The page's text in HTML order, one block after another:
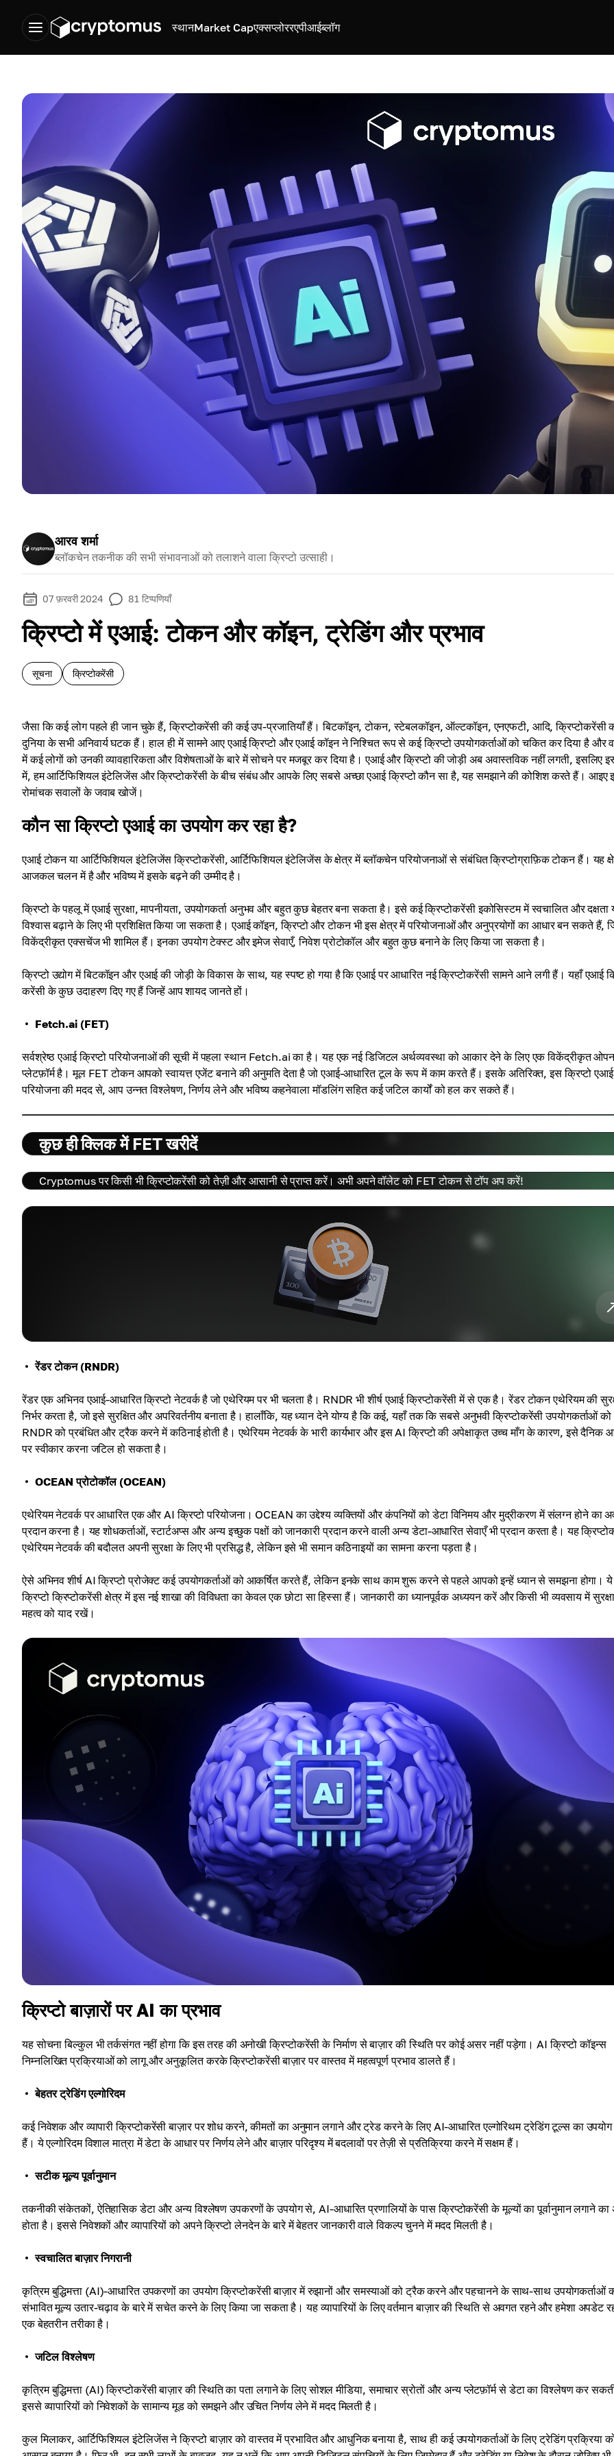
स्थानMarket Capएक्सप्लोररएपीआईब्लॉग
आरव शर्मा
ब्लॉकचेन तकनीक की सभी संभावनाओं को तलाशने वाला क्रिप्टो उत्साही।
07 फ़रवरी 2024 81 टिप्पणियाँ
क्रिप्टो में एआई: टोकन और कॉइन, ट्रेडिंग और प्रभाव
सूचना क्रिप्टोकरेंसी
जैसा कि कई लोग पहले ही जान चुके हैं, क्रिप्टोकरेंसी की कई उप-प्रजातियाँ हैं। बिटकॉइन, टोकन, स्टेबलकॉइन, ऑल्टकॉइन, एनएफटी, आदि, क्रिप्टोकरेंसी
दुनिया के सभी अनिवार्य घटक हैं। हाल ही में सामने आए एआई क्रिप्टो और एआई कॉइन ने निश्चित रूप से कई क्रिप्टो उपयोगकर्ताओं को चकित कर दिया है और
में कई लोगों को उनकी व्यावहारिकता और विशेषताओं के बारे में सोचने पर मजबूर कर दिया है। एआई और क्रिप्टो की जोड़ी अब अवास्तविक नहीं लगती, इसलिए
में, हम आर्टिफिशियल इंटेलिजेंस और क्रिप्टोकरेंसी के बीच संबंध और आपके लिए सबसे अच्छा एआई क्रिप्टो कौन सा है, यह समझाने की कोशिश करते हैं। आइए
रोमांचक सवालों के जवाब खोजें।
कौन सा क्रिप्टो एआई का उपयोग कर रहा है?
एआई टोकन या आर्टिफिशियल इंटेलिजेंस क्रिप्टोकरेंसी, आर्टिफिशियल इंटेलिजेंस के क्षेत्र में ब्लॉकचेन परियोजनाओं से संबंधित क्रिप्टोग्राफ़िक टोकन हैं। यह
आजकल चलन में है और भविष्य में इसके बढ़ने की उम्मीद है।
क्रिप्टो के पहलू में एआई सुरक्षा, मापनीयता, उपयोगकर्ता अनुभव और बहुत कुछ बेहतर बना सकता है। इसे कई क्रिप्टोकरेंसी इकोसिस्टम में स्वचालित और दक्षता
विश्वास बढ़ाने के लिए भी प्रशिक्षित किया जा सकता है। एआई कॉइन, क्रिप्टो और टोकन भी इस क्षेत्र में परियोजनाओं और अनुप्रयोगों का आधार बन सकते हैं,
विकेंद्रीकृत एक्सचेंज भी शामिल हैं। इनका उपयोग टेक्स्ट और इमेज सेवाएँ, निवेश प्रोटोकॉल और बहुत कुछ बनाने के लिए किया जा सकता है।
क्रिप्टो उद्योग में बिटकॉइन और एआई की जोड़ी के विकास के साथ, यह स्पष्ट हो गया है कि एआई पर आधारित नई क्रिप्टोकरेंसी सामने आने लगी हैं। यहाँ एआई
करेंसी के कुछ उदाहरण दिए गए हैं जिन्हें आप शायद जानते हों।
Fetch.ai (FET)
सर्वश्रेष्ठ एआई क्रिप्टो परियोजनाओं की सूची में पहला स्थान Fetch.ai का है। यह एक नई डिजिटल अर्थव्यवस्था को आकार देने के लिए एक विकेंद्रीकृत
प्लेटफ़ॉर्म है। मूल FET टोकन आपको स्वायत्त एजेंट बनाने की अनुमति देता है जो एआई-आधारित टूल के रूप में काम करते हैं। इसके अतिरिक्त, इस क्रिप्टो एआई
परियोजना की मदद से, आप उन्नत विश्लेषण, निर्णय लेने और भविष्य कहनेवाला मॉडलिंग सहित कई जटिल कार्यों को हल कर सकते हैं।
कुछ ही क्लिक में FET खरीदें
Cryptomus पर किसी भी क्रिप्टोकरेंसी को तेज़ी और आसानी से प्राप्त करें। अभी अपने वॉलेट को FET टोकन से टॉप अप करें!
रेंडर टोकन (RNDR)
रेंडर एक अभिनव एआई-आधारित क्रिप्टो नेटवर्क है जो एथेरियम पर भी चलता है। RNDR भी शीर्ष एआई क्रिप्टोकरेंसी में से एक है। रेंडर टोकन एथेरियम की
निर्भर करता है, जो इसे सुरक्षित और अपरिवर्तनीय बनाता है। हालाँकि, यह ध्यान देने योग्य है कि कई, यहाँ तक कि सबसे अनुभवी क्रिप्टोकरेंसी उपयोगकर्ताओं को
RNDR को प्रबंधित और ट्रैक करने में कठिनाई होती है। एथेरियम नेटवर्क के भारी कार्यभार और इस AI क्रिप्टो की अपेक्षाकृत उच्च माँग के कारण, इसे दैनिक
पर स्वीकार करना जटिल हो सकता है।
OCEAN प्रोटोकॉल (OCEAN)
एथेरियम नेटवर्क पर आधारित एक और AI क्रिप्टो परियोजना। OCEAN का उद्देश्य व्यक्तियों और कंपनियों को डेटा विनिमय और मुद्रीकरण में संलग्न होने का
प्रदान करना है। यह शोधकर्ताओं, स्टार्टअप्स और अन्य इच्छुक पक्षों को जानकारी प्रदान करने वाली अन्य डेटा-आधारित सेवाएँ भी प्रदान करता है। यह
एथेरियम नेटवर्क की बदौलत अपनी सुरक्षा के लिए भी प्रसिद्ध है, लेकिन इसे भी समान कठिनाइयों का सामना करना पड़ता है।
ऐसे अभिनव शीर्ष AI क्रिप्टो प्रोजेक्ट कई उपयोगकर्ताओं को आकर्षित करते हैं, लेकिन इनके साथ काम शुरू करने से पहले आपको इन्हें ध्यान से समझना होगा। ये
क्रिप्टो क्रिप्टोकरेंसी क्षेत्र में इस नई शाखा की विविधता का केवल एक छोटा सा हिस्सा हैं। जानकारी का ध्यानपूर्वक अध्ययन करें और किसी भी व्यवसाय में
महत्व को याद रखें।
क्रिप्टो बाज़ारों पर AI का प्रभाव
यह सोचना बिल्कुल भी तर्कसंगत नहीं होगा कि इस तरह की अनोखी क्रिप्टोकरेंसी के निर्माण से बाज़ार की स्थिति पर कोई असर नहीं पड़ेगा। AI क्रिप्टो कॉइन्स
निम्नलिखित प्रक्रियाओं को लागू और अनुकूलित करके क्रिप्टोकरेंसी बाज़ार पर वास्तव में महत्वपूर्ण प्रभाव डालते हैं।
बेहतर ट्रेडिंग एल्गोरिदम
कई निवेशक और व्यापारी क्रिप्टोकरेंसी बाज़ार पर शोध करने, कीमतों का अनुमान लगाने और ट्रेड करने के लिए AI-आधारित एल्गोरिथम ट्रेडिंग टूल्स का
हैं। ये एल्गोरिदम विशाल मात्रा में डेटा के आधार पर निर्णय लेने और बाज़ार परिदृश्य में बदलावों पर तेज़ी से प्रतिक्रिया करने में सक्षम हैं।
सटीक मूल्य पूर्वानुमान
तकनीकी संकेतकों, ऐतिहासिक डेटा और अन्य विश्लेषण उपकरणों के उपयोग से, AI-आधारित प्रणालियों के पास क्रिप्टोकरेंसी के मूल्यों का पूर्वानुमान लगाने
होता है। इससे निवेशकों और व्यापारियों को अपने क्रिप्टो लेनदेन के बारे में बेहतर जानकारी वाले विकल्प चुनने में मदद मिलती है।
स्वचालित बाज़ार निगरानी
कृत्रिम बुद्धिमत्ता (AI)-आधारित उपकरणों का उपयोग क्रिप्टोकरेंसी बाज़ार में रुझानों और समस्याओं को ट्रैक करने और पहचानने के साथ-साथ उपयोगकर्ताओं
संभावित मूल्य उतार-चढ़ाव के बारे में सचेत करने के लिए किया जा सकता है। यह व्यापारियों के लिए वर्तमान बाज़ार की स्थिति से अवगत रहने और हमेशा अपडेट
एक बेहतरीन तरीका है।
जटिल विश्लेषण
कृत्रिम बुद्धिमत्ता (AI) क्रिप्टोकरेंसी बाज़ार की स्थिति का पता लगाने के लिए सोशल मीडिया, समाचार स्रोतों और अन्य प्लेटफ़ॉर्म से डेटा का विश्लेषण कर
इससे व्यापारियों को निवेशकों के सामान्य मूड को समझने और उचित निर्णय लेने में मदद मिलती है।
कुल मिलाकर, आर्टिफिशियल इंटेलिजेंस ने क्रिप्टो बाज़ार को वास्तव में प्रभावित और आधुनिक बनाया है, साथ ही कई उपयोगकर्ताओं के लिए ट्रेडिंग प्रक्रिया